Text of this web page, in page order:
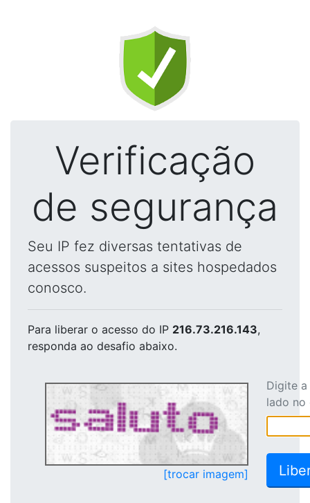
Verificação
de segurança
Seu IP fez diversas tentativas de
acessos suspeitos a sites hospedados
conosco.
Para liberar o acesso do IP 216.73.216.143,
responda ao desafio abaixo.
[trocar imagem]
Digite
lado no